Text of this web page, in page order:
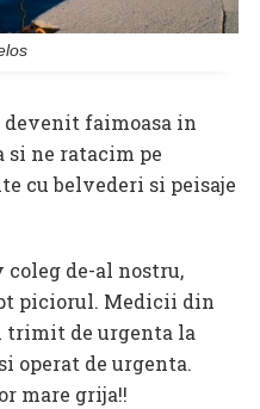
faimoasa in
ne ratacim pe
cu belvederi si peisaje
coleg de-al nostru,
piciorul. Medicii din
trimit de urgenta la
operat de urgenta.
mare grija!!